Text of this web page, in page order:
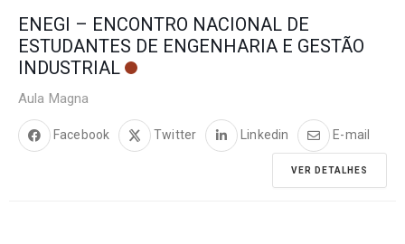
ENEGI – ENCONTRO NACIONAL DE
ESTUDANTES DE ENGENHARIA E GESTÃO
INDUSTRIAL
Aula Magna
Facebook Twitter Linkedin E-mail
VER DETALHES